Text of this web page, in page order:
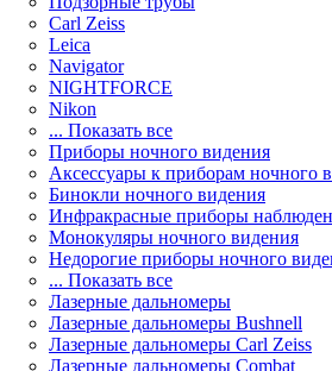
Carl Zeiss
Leica
Navigator
NIGHTFORCE
Nikon
... Показать все
Приборы ночного видения
Аксессуары к приборам ночного
Бинокли ночного видения
Инфракрасные приборы
Монокуляры ночного видения
Недорогие приборы ночного
... Показать все
Лазерные дальномеры
Лазерные дальномеры Bushnell
Лазерные дальномеры Carl Zeiss
Лазерные дальномеры Combat